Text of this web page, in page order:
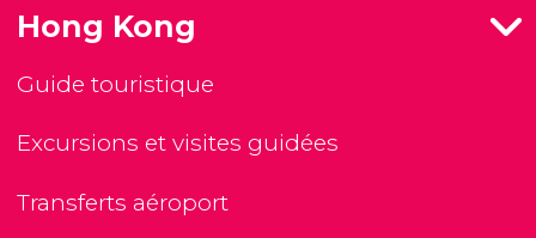
Hong Kong
Guide touristique
Excursions et visites guidées
Transferts aéroport